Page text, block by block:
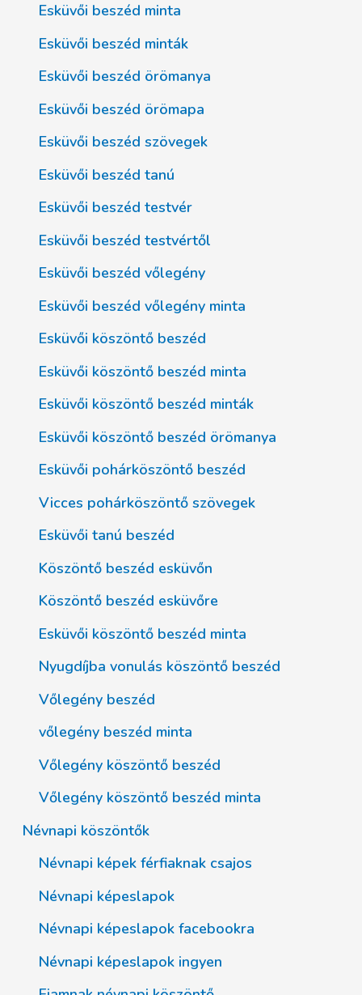
Esküvői beszéd minta
Esküvői beszéd minták
Esküvői beszéd örömanya
Esküvői beszéd örömapa
Esküvői beszéd szövegek
Esküvői beszéd tanú
Esküvői beszéd testvér
Esküvői beszéd testvértől
Esküvői beszéd vőlegény
Esküvői beszéd vőlegény minta
Esküvői köszöntő beszéd
Esküvői köszöntő beszéd minta
Esküvői köszöntő beszéd minták
Esküvői köszöntő beszéd örömanya
Esküvői pohárköszöntő beszéd
Vicces pohárköszöntő szövegek
Esküvői tanú beszéd
Köszöntő beszéd esküvőn
Köszöntő beszéd esküvőre
Esküvői köszöntő beszéd minta
Nyugdíjba vonulás köszöntő beszéd
Vőlegény beszéd
vőlegény beszéd minta
Vőlegény köszöntő beszéd
Vőlegény köszöntő beszéd minta
Névnapi köszöntők
Névnapi képek férfiaknak csajos
Névnapi képeslapok
Névnapi képeslapok facebookra
Névnapi képeslapok ingyen